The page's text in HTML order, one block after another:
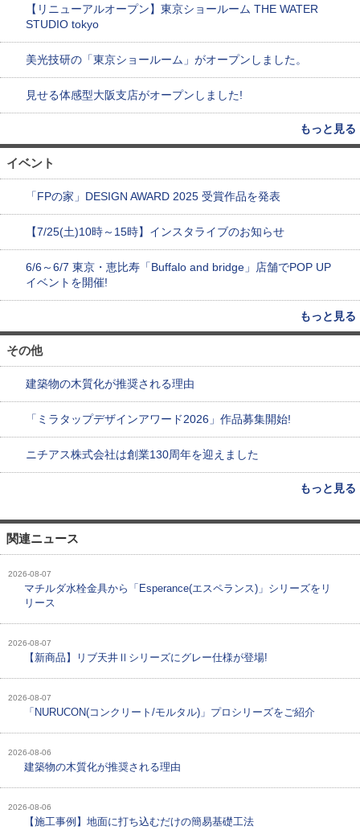
【リニューアルオープン】東京ショールーム THE WATER
STUDIO tokyo
美光技研の「東京ショールーム」がオープンしました。
見せる体感型大阪支店がオープンしました!
もっと見る
イベント
「FPの家」DESIGN AWARD 2025 受賞作品を発表
【7/25(土)10時～15時】インスタライブのお知らせ
6/6～6/7 東京・恵比寿「Buffalo and bridge」店舗でPOP UP
イベントを開催!
もっと見る
その他
建築物の木質化が推奨される理由
「ミラタップデザインアワード2026」作品募集開始!
ニチアス株式会社は創業130周年を迎えました
もっと見る
関連ニュース
2026-08-07
マチルダ水栓金具から「Esperance(エスペランス)」シリーズをリ
リース
2026-08-07
【新商品】リブ天井Ⅱシリーズにグレー仕様が登場!
2026-08-07
「NURUCON(コンクリート/モルタル)」プロシリーズをご紹介
2026-08-06
建築物の木質化が推奨される理由
2026-08-06
【施工事例】地面に打ち込むだけの簡易基礎工法